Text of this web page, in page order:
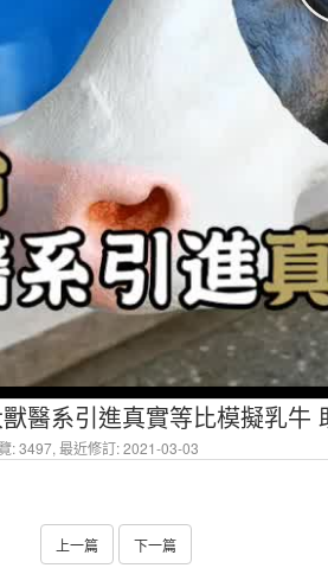
醫系引進真實等比模擬乳牛
: 3497, 最近修訂: 2021-03-03
上一篇 下一篇